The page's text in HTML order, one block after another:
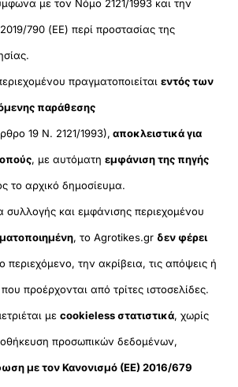
με τον Νόμο 2121/1993 και την
790 (ΕΕ) περί προστασίας της
πραγματοποιείταιεντός των
παράθεσης
19 Ν. 2121/1993), αποκλειστικά για
, με αυτόματηεμφάνιση της πηγής
το αρχικό δημοσίευμα.
συλλογής και εμφάνισης περιεχομένου
, το Agrotikes.gr δεν φέρει
περιεχόμενο, την ακρίβεια, τις απόψεις ή
προέρχονται από τρίτες ιστοσελίδες.
μεcookieless στατιστικά, χωρίς
προσωπικών δεδομένων,
με τον Κανονισμό (ΕΕ) 2016/679